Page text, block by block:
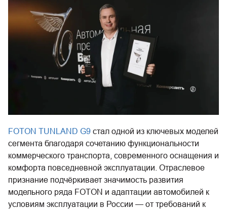
FOTON TUNLAND G9 стал одной из ключевых моделей
сегмента благодаря сочетанию функциональности
коммерческого транспорта, современного оснащения и
комфорта повседневной эксплуатации. Отраслевое
признание подчёркивает значимость развития
модельного ряда FOTON и адаптации автомобилей к
условиям эксплуатации в России — от требований к